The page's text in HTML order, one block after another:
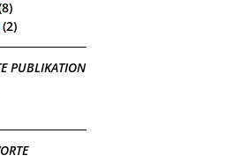
(2)
PUBLIKATION